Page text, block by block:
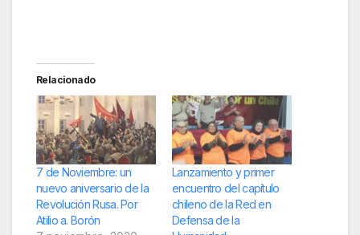
Relacionado
7 de Noviembre: un
nuevo aniversario de la
Revolución Rusa. Por
Atilio a. Borón
Lanzamiento y primer
encuentro del capítulo
chileno de la Red en
Defensa de la